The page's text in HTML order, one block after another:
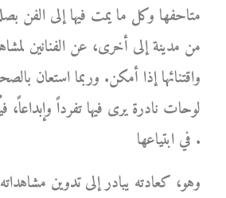
متاحفها وكل ما يمت فيها إلى الفن
من مدينة إلى أخرى، عن الفنانين
واقتنائها إذا أمكن. وربما استعان
لوحات نادرة يرى فيها تفرداً وإبداعاً،
في ابتياعها .
وهو، كعادته يبادر إلى تدوين مشاهداته